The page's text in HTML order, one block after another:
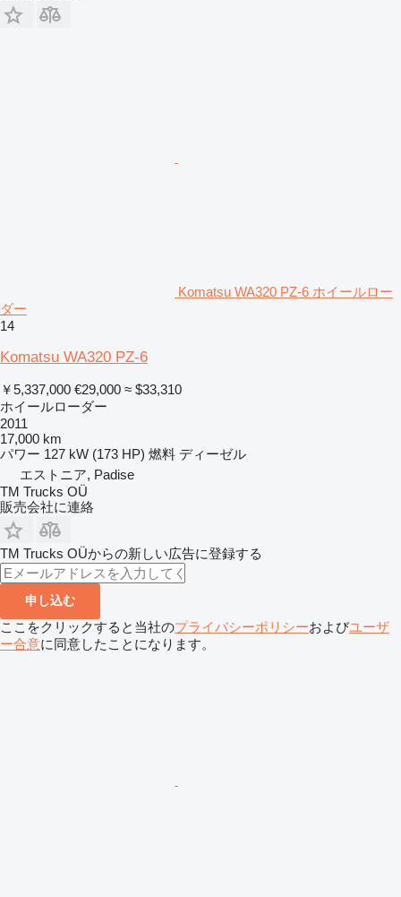
Komatsu WA320 PZ-6 ホイールロー
ダー
14
Komatsu WA320 PZ-6
￥5,337,000 €29,000 ≈ $33,310
ホイールローダー
2011
17,000 km
パワー 127 kW (173 HP) 燃料 ディーゼル
エストニア, Padise
TM Trucks OÜ
販売会社に連絡
TM Trucks OÜからの新しい広告に登録する
申し込む
ここをクリックすると当社のプライバシーポリシーおよびユーザ
ー合意に同意したことになります。